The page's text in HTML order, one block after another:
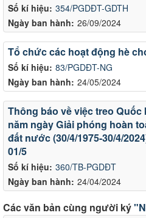
Số kí hiệu: 354/PGDĐT-GDTH
Ngày ban hành: 26/09/2024
Số kí hiệu: 83/PGDĐT-NG
Ngày ban hành: 24/05/2024
Tổ chức các hoạt động hè
Số kí hiệu: 360/TB-PGDĐT
Ngày ban hành: 24/04/2024
Thông báo về việc treo Quốc
năm ngày Giải phóng hoàn
đất nước (30/4/1975-30/4/
01/5
Các văn bản cùng người ký